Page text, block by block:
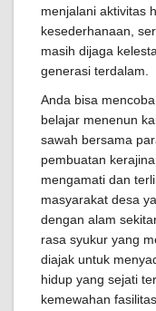
menjalani aktivitas
kesederhanaan,
masih dijaga
generasi terdalam.
Anda bisa
belajar menenun
sawah bersama
pembuatan
mengamati dan
masyarakat desa
dengan alam
rasa syukur yang
diajak untuk
hidup yang sejati
kemewahan